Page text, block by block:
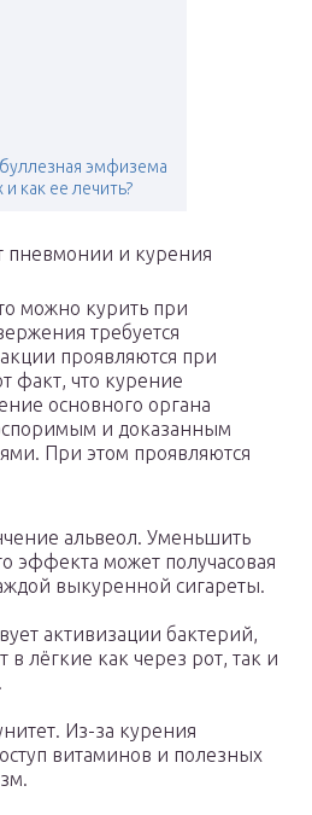
эмфизема
и как ее лечить?
пневмонии и курения
можно курить при
требуется
проявляются при
факт, что курение
основного органа
и доказанным
При этом проявляются
альвеол. Уменьшить
эффекта может получасовая
выкуренной сигареты.
активизации бактерий,
в лёгкие как через рот, так и
Из-за курения
витаминов и полезных